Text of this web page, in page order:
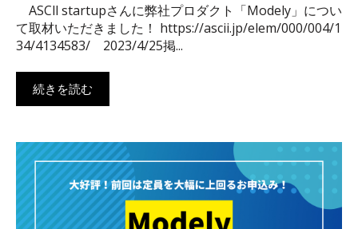
ASCll startupさんに弊社プロダクト「Modely」につい
て取材いただきました！ https://ascii.jp/elem/000/004/1
34/4134583/ 2023/4/25掲...
続きを読む